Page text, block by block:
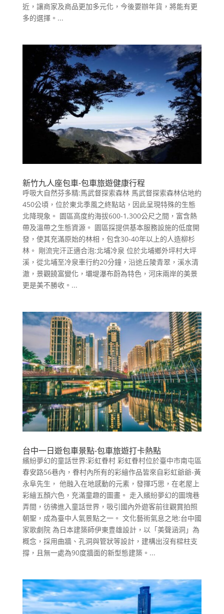
近，讓商家及商品更加多元化，今後要辦年貨，將能有更
多的選擇。...
新竹九人座包車-包車旅遊健康行程
呼吸大自然芬多精:馬武督探索森林 馬武督探索森林佔地約
450公頃，位於東北季風之終點站，因此呈現特殊的生態
北降現象。 園區高度約海拔600-1,300公尺之間，富含熱
帶及溫帶之生態資源。 園區採提供基本服務設施的低度開
發，使其充滿原始的林相，包含30-40年以上的人造柳杉
林。 剛流完汗正適合泡:北埔冷泉 位於北埔鄉外坪村大坪
溪，從北埔至冷泉車行約20分鐘，沿途丘陵青翠，溪水清
澈，景觀饒富變化，壩堤瀑布蔚為特色，河床兩岸的美景
更是美不勝收。...
台中一日遊包車景點-包車旅遊打卡熱點
繽紛夢幻的童話世界:彩虹眷村 彩虹眷村位於臺中市南屯區
春安路56巷內，眷村內所有的彩繪作品皆來自彩虹爺爺-黃
永阜先生， 他融入在地感動的元素，發揮巧思，在老屋上
彩繪五顏六色，充滿童趣的圖畫。 走入繽紛夢幻的圖塊巷
弄間，彷彿進入童話世界，吸引國內外遊客前往觀賞拍照
朝聖，成為臺中人氣景點之一。 文化藝術氣息之地:台中國
家歌劇院 為日本建築師伊東豊雄設計，以「美聲涵洞」為
概念，採用曲牆、孔洞與管狀等設計，建構出沒有樑柱支
撐，且無一處為90度牆面的新型態建築。...